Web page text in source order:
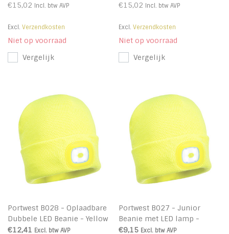
€15,02 Incl. btw AVP
Excl. Verzendkosten
Niet op voorraad
Vergelijk
€15,02 Incl. btw AVP
Excl. Verzendkosten
Niet op voorraad
Vergelijk
Portwest B028 - Oplaadbare
Dubbele LED Beanie - Yellow
- R
€12,41 Excl. btw AVP
Portwest B027 - Junior
Beanie met LED lamp -
Yellow - R
€9,15 Excl. btw AVP